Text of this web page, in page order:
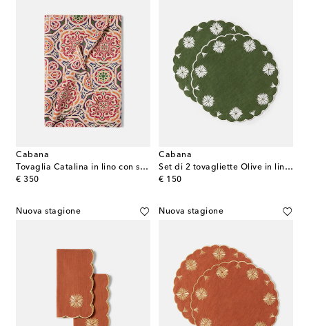
Cabana
Tovaglia Catalina in lino con stampa
€ 350
original price
Cabana
Set di 2 tovagliette Olive in lino e cotone
€ 150
original price
Nuova stagione Nuova stagione